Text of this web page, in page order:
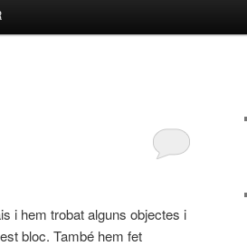
i hem trobat alguns objectes i
bloc. També hem fet